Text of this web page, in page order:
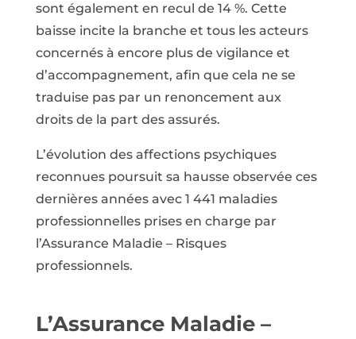
sont également en recul de 14 %. Cette
baisse incite la branche et tous les acteurs
concernés à encore plus de vigilance et
d’accompagnement, afin que cela ne se
traduise pas par un renoncement aux
droits de la part des assurés.
L’évolution des affections psychiques
reconnues poursuit sa hausse observée ces
dernières années avec 1 441 maladies
professionnelles prises en charge par
l’Assurance Maladie – Risques
professionnels.
L’Assurance Maladie –